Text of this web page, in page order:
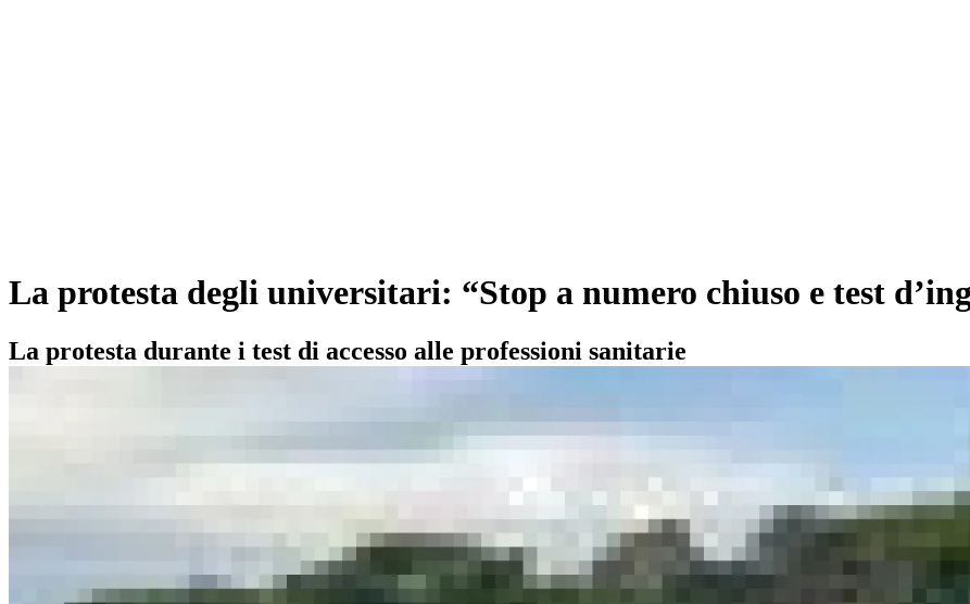
La protesta degli universitari: “Stop a numero chiuso e test
La protesta durante i test di accesso alle professioni sanitarie